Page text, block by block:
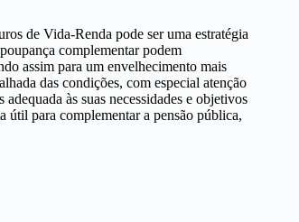
de Vida-Renda pode ser uma estratégia
complementar podem
assim para um envelhecimento mais
das condições, com especial atenção
às suas necessidades e objetivos
útil para complementar a pensão pública,